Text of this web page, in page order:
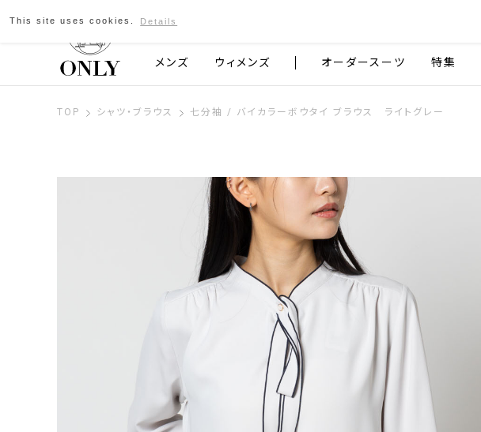
京都発のスーツブランド ONLY
メンズ ウィメンズ オーダースーツ 特集
TOP シャツ・ブラウス 七分袖 / バイカラーボウタイ ブラウス ライトグレー
This site uses cookies. Details